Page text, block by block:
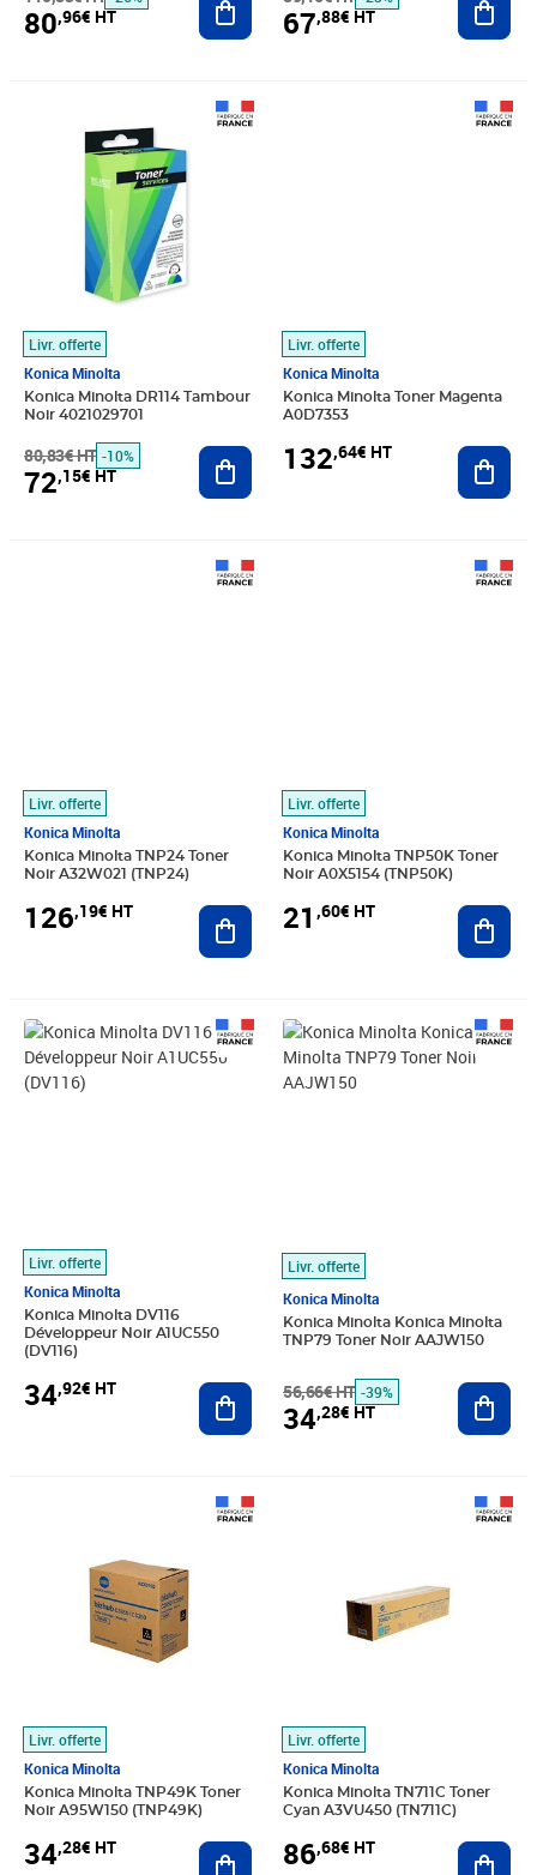
80,96€ HT 67,88€ HT
Livr. offerte
Konica Minolta
Konica Minolta DR114 Tambour
Noir 4021029701
80,83€ HT -10%
72,15€ HT
Ajouter au panier
Livr. offerte
Konica Minolta
Konica Minolta Toner Magenta
A0D7353
132,64€ HT
Livr. offerte
Konica Minolta
Konica Minolta TNP24 Toner
Noir A32W021 (TNP24)
126,19€ HT Ajouter au panier
Livr. offerte
Konica Minolta
Konica Minolta TNP50K Toner
Noir A0X5154 (TNP50K)
21 ,60€ HT
Livr. offerte
Konica Minolta
Konica Minolta DV116
Développeur Noir A1UC550
(DV116)
34,92€ HT
Prix 34,92€ HT
Ajouter au panier
Livr. offerte
Konica Minolta
Konica Minolta Konica Minolta
TNP79 Toner Noir AAJW150
56,66€ HT
Prix barré 56,66€ HT
-39%
34,28€ HT
Prix 34,28€ HT
Livr. offerte
Konica Minolta
Konica Minolta TNP49K Toner
Noir A95W150 (TNP49K)
34,28€ HT Ajouter au panier
Livr. offerte
Konica Minolta
Konica Minolta TN711C Toner
Cyan A3VU450 (TN711C)
86,68€ HT